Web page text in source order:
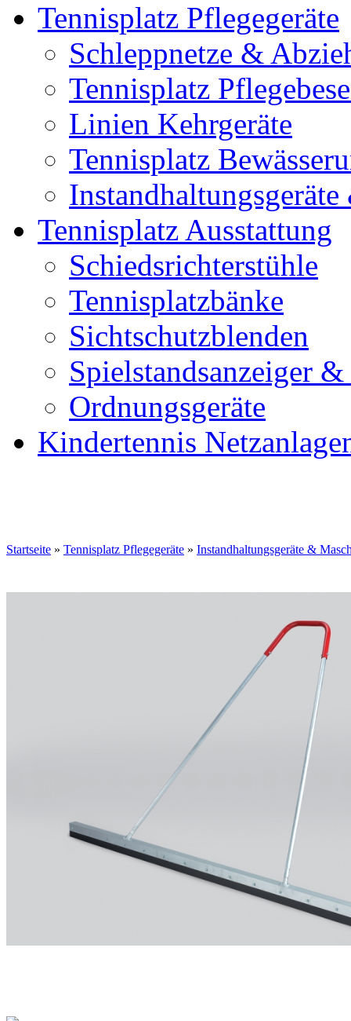
Tennisplatz Pflegegeräte
Schleppnetze &
Tennisplatz
Linien Kehrgeräte
Tennisplatz
Tennisplatz Ausstattung
Schiedsrichterstühle
Tennisplatzbänke
Sichtschutzblenden
Spielstandsanzeiger
Ordnungsgeräte
Kindertennis
Startseite » Tennisplatz Pflegegeräte » Instandhaltungsgeräte &